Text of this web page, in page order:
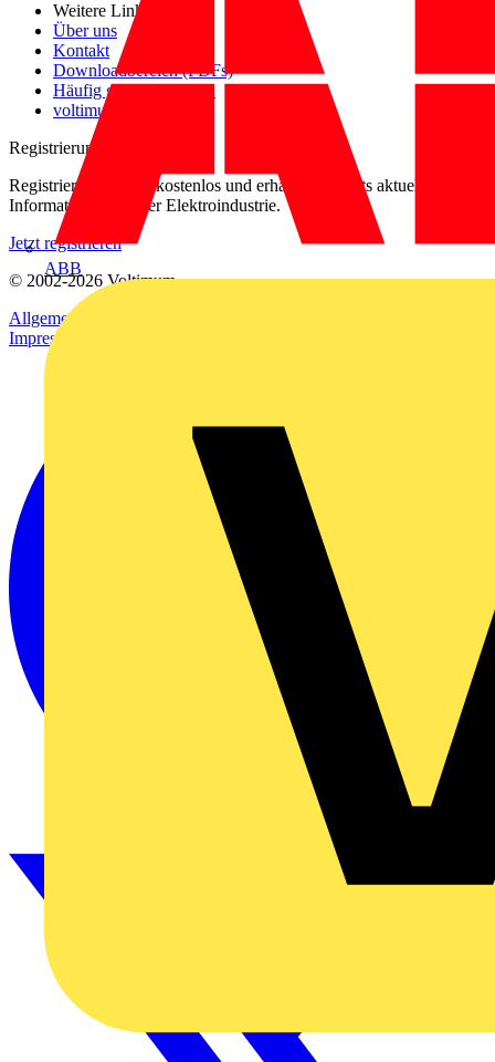
ABB
Weitere Links
Über uns
Kontakt
Downloadbereich (PDFs)
Häufig gestellte Fragen
voltimum.com
Registrierung
Registrieren Sie sich kostenlos und erhalten Sie stets aktuelle
Informationen aus der Elektroindustrie.
Jetzt registrieren
© 2002-2026 Voltimum
Allgemeine Geschäftsbedingungen
Impressum